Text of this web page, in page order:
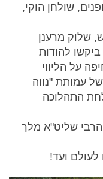
שולחן הוקי,
שלוק מרענן
להודות
על הליווי
עמותת "נווה
התהלוכה
הרבי שליט"א מלך
לעולם ועד!